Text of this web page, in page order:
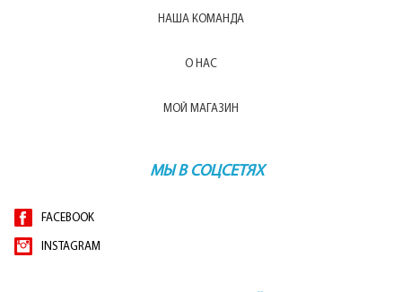
НАША КОМАНДА
О НАС
МОЙ МАГАЗИН
МЫ В СОЦСЕТЯХ
FACEBOOK
INSTAGRAM